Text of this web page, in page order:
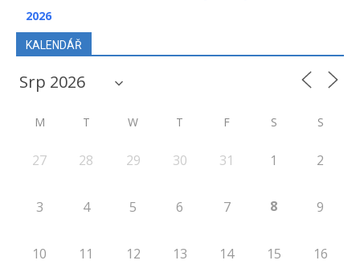
2026
KALENDÁŘ
M T W T F S S
27 28 29 30 31 1 2
3 4 5 6 7 8 9
10 11 12 13 14 15 16